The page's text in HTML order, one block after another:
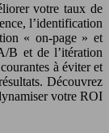
votre taux de
l’identification
« on-page » et
B et de l’itération
à éviter et
Découvrez
votre ROI